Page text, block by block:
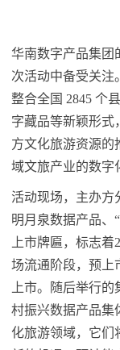
华南数字产品集团
次活动中备受关注
整合全国 2845 个
字藏品等新颖形式
方文化旅游资源的
域文旅产业的数字
活动现场，主办方
明月泉数据产品、
上市牌匾，标志
场流通阶段，预上
上市。随后举行
村振兴数据产品集
化旅游领域，它们